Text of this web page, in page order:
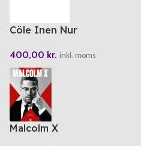
Cöle Inen Nur
400,00 kr. inkl. moms
Malcolm X